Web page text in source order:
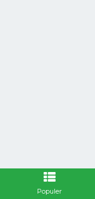
Populer